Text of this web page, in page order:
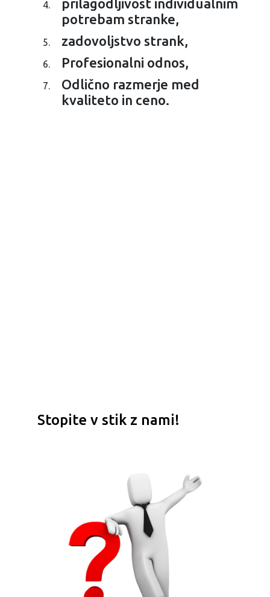
prilagodljivost individualnim
potrebam stranke,
zadovoljstvo strank,
Profesionalni odnos,
Odlično razmerje med
kvaliteto in ceno.
Stopite v stik z nami!